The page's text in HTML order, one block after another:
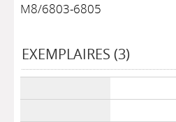
M8/6803-6805
EXEMPLAIRES (3)